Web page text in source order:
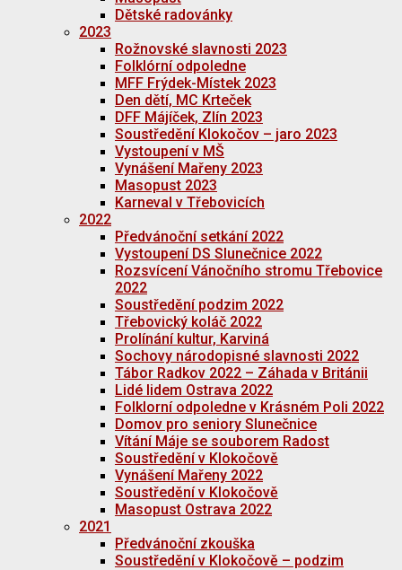
Dětské radovánky
2023
Rožnovské slavnosti 2023
Folklórní odpoledne
MFF Frýdek-Místek 2023
Den dětí, MC Krteček
DFF Májíček, Zlín 2023
Soustředění Klokočov – jaro 2023
Vystoupení v MŠ
Vynášení Mařeny 2023
Masopust 2023
Karneval v Třebovicích
2022
Předvánoční setkání 2022
Vystoupení DS Slunečnice 2022
Rozsvícení Vánočního stromu Třebovice
2022
Soustředění podzim 2022
Třebovický koláč 2022
Prolínání kultur, Karviná
Sochovy národopisné slavnosti 2022
Tábor Radkov 2022 – Záhada v Británii
Lidé lidem Ostrava 2022
Folklorní odpoledne v Krásném Poli 2022
Domov pro seniory Slunečnice
Vítání Máje se souborem Radost
Soustředění v Klokočově
Vynášení Mařeny 2022
Soustředění v Klokočově
Masopust Ostrava 2022
2021
Předvánoční zkouška
Soustředění v Klokočově – podzim